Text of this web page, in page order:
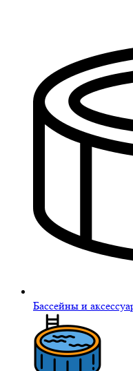
Бассейны и